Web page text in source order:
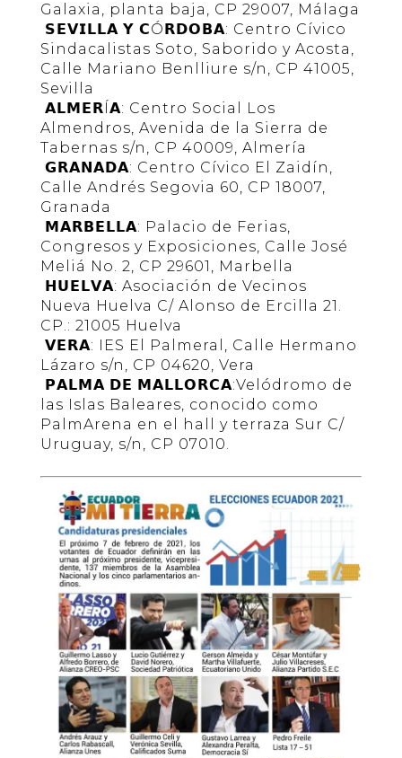
Galaxia, planta baja, CP 29007, Málaga
𝗦𝗘𝗩𝗜𝗟𝗟𝗔 𝗬 𝗖Ó𝗥𝗗𝗢𝗕𝗔: Centro Cívico
Sindacalistas Soto, Saborido y Acosta,
Calle Mariano Benlliure s/n, CP 41005,
Sevilla
𝗔𝗟𝗠𝗘𝗥Í𝗔: Centro Social Los
Almendros, Avenida de la Sierra de
Tabernas s/n, CP 40009, Almería
𝗚𝗥𝗔𝗡𝗔𝗗𝗔: Centro Cívico El Zaidín,
Calle Andrés Segovia 60, CP 18007,
Granada
𝗠𝗔𝗥𝗕𝗘𝗟𝗟𝗔: Palacio de Ferias,
Congresos y Exposiciones, Calle José
Meliá No. 2, CP 29601, Marbella
𝗛𝗨𝗘𝗟𝗩𝗔: Asociación de Vecinos
Nueva Huelva C/ Alonso de Ercilla 21.
CP.: 21005 Huelva
𝗩𝗘𝗥𝗔: IES El Palmeral, Calle Hermano
Lázaro s/n, CP 04620, Vera
𝗣𝗔𝗟𝗠𝗔 𝗗𝗘 𝗠𝗔𝗟𝗟𝗢𝗥𝗖𝗔:Velódromo de
las Islas Baleares, conocido como
PalmArena en el hall y terraza Sur C/
Uruguay, s/n, CP 07010.